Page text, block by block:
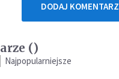
DODAJ KOMENTARZ
()
Najpopularniejsze